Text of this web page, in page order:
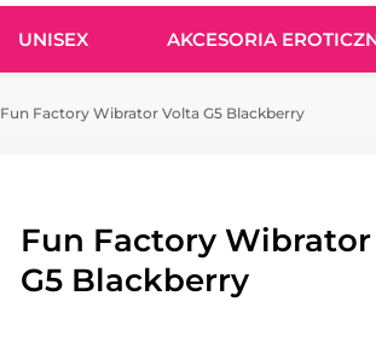
UNISEX AKCESORIA
Fun Factory Wibrator Volta G5 Blackberry
Fun Factory
G5 Blackberry